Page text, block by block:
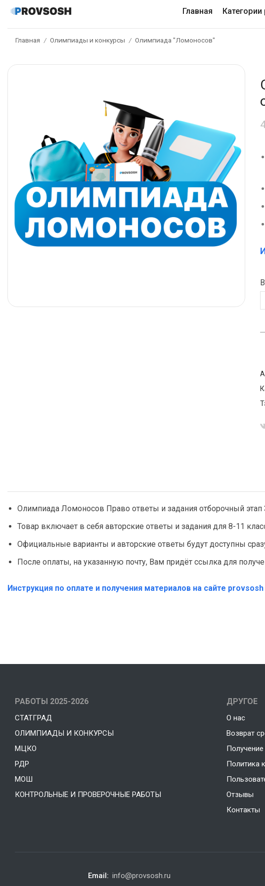
Главная Категории
Главная / Олимпиады и конкурсы / Олимпиада "Ломоносов"
Олимпиада Ломоносов Право ответы и задания отборочный этап
Товар включает в себя авторские ответы и задания для 8-11
Официальные варианты и авторские ответы будут доступны
После оплаты, на указанную почту, Вам придёт ссылка для
Инструкция по оплате и получения материалов на сайте provsosh
РАБОТЫ 2025-2026
СТАТГРАД
ОЛИМПИАДЫ И КОНКУРСЫ
МЦКО
РДР
МОШ
КОНТРОЛЬНЫЕ И ПРОВЕРОЧНЫЕ РАБОТЫ
ДРУГОЕ
О нас
Возврат
Политика
Отзывы
Контакты
Email: info@provsosh.ru